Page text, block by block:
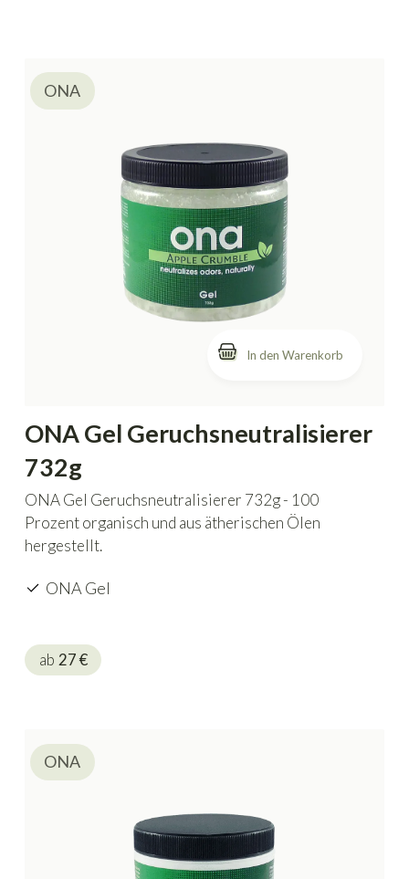
In den Warenkorb
ONA Gel Geruchsneutralisierer
732g
ONA Gel Geruchsneutralisierer 732g - 100
Prozent organisch und aus ätherischen Ölen
hergestellt.
ONA Gel
ab 27€
ONA
ONA